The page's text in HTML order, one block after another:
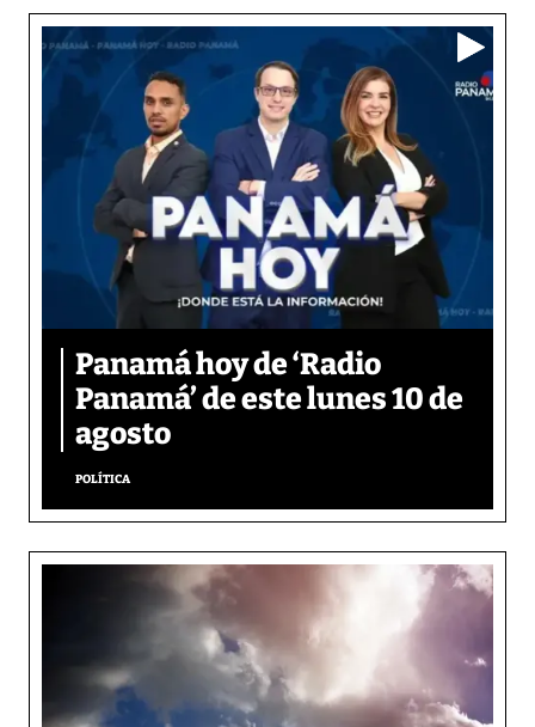
Panamá hoy de ‘Radio
Panamá’ de este lunes 10 de
agosto
POLÍTICA